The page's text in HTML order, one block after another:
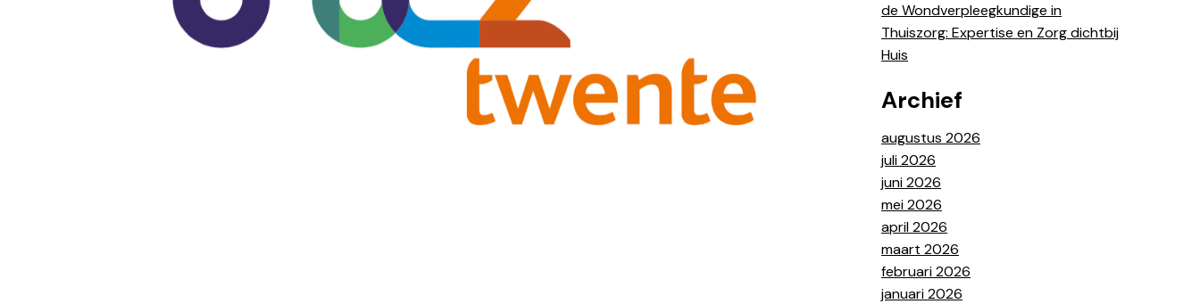
de Wondverpleegkundige in
Thuiszorg: Expertise en Zorg dichtbij
Huis
Archief
augustus 2026
juli 2026
juni 2026
mei 2026
april 2026
maart 2026
februari 2026
januari 2026